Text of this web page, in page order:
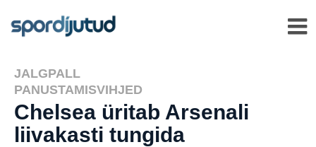
JALGPALL
PANUSTAMISVIHJED
Chelsea üritab Arsenali
liivakasti tungida